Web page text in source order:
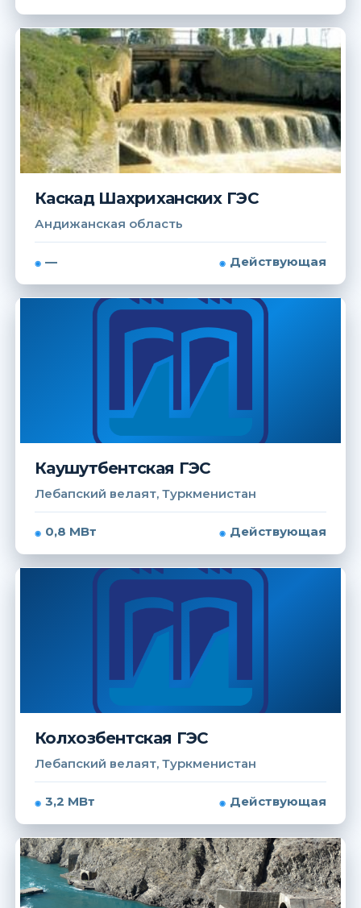
Каскад Шахриханских ГЭС
Андижанская область
— Действующая
Каушутбентская ГЭС
Лебапский велаят, Туркменистан
0,8 МВт Действующая
Колхозбентская ГЭС
Лебапский велаят, Туркменистан
3,2 МВт Действующая